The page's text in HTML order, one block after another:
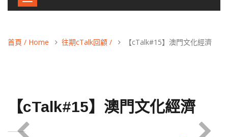
navigation
首頁 / Home 往期cTalk回顧 / 【cTalk#15】澳門文化經濟
【cTalk#15】澳門文化經濟